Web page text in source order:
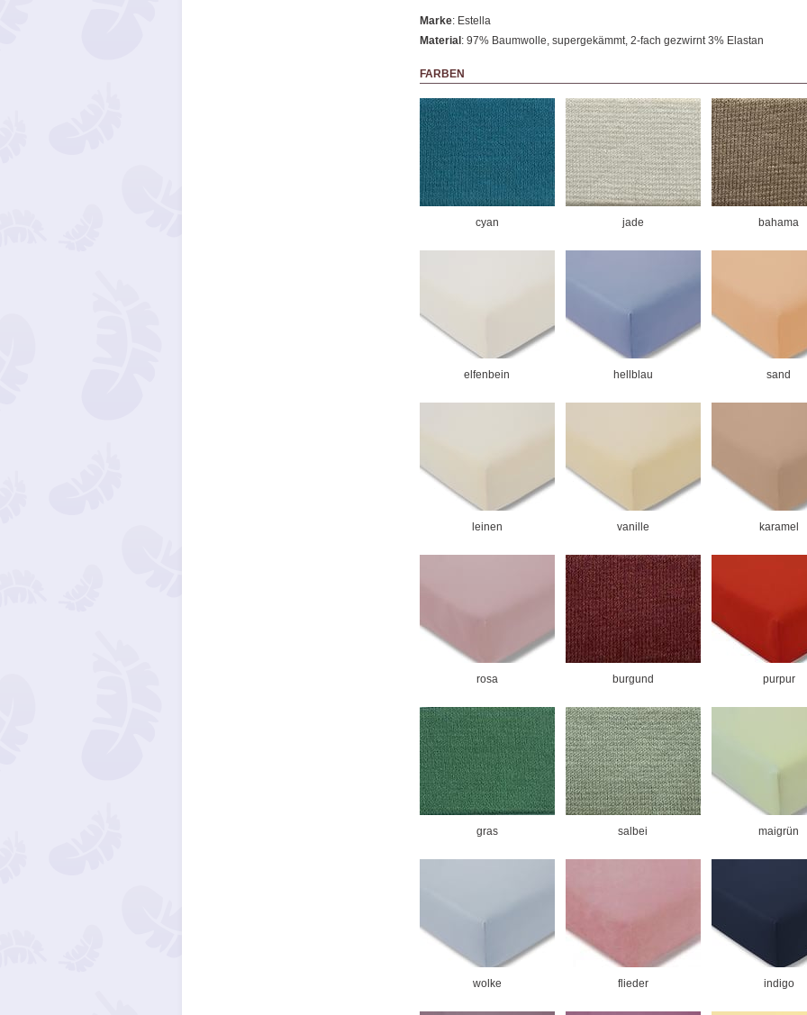
Marke: Estella
Material : 97% Baumwolle, supergekämmt, 2-fach gezwirnt 3% Elastan
FARBEN
cyan jade bahama
elfenbein hellblau sand
leinen vanille karamel
rosa burgund purpur
gras salbei maigrün
wolke flieder indigo